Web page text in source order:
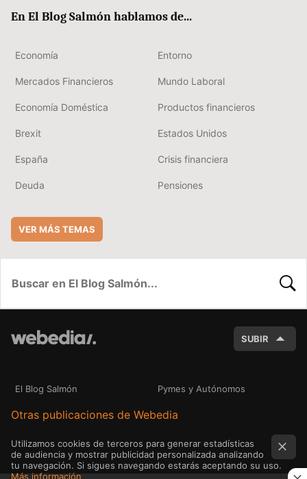
En El Blog Salmón hablamos de...
Economía Entorno
Mercados Financieros Mundo Laboral
Economía Doméstica Productos financieros
Brexit Estados Unidos
España Crisis financiera
Deuda Pensiones
VER MÁS TEMAS
SUBIR
El Blog Salmón Pymes y Autónomos
Otras publicaciones de Webedia
Utilizamos cookies de terceros para generar estadísticas
de audiencia y mostrar publicidad personalizada analizando
tu navegación. Si sigues navegando estarás aceptando su uso.
Más información